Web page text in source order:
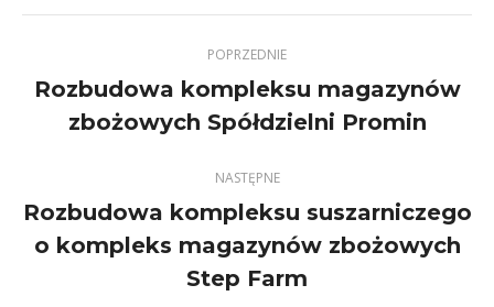
POPRZEDNIE
Previous
project:
Rozbudowa kompleksu magazynów
zbożowych Spółdzielni Promin
NASTĘPNE
Next
project:
Rozbudowa kompleksu suszarniczego
o kompleks magazynów zbożowych
Step Farm